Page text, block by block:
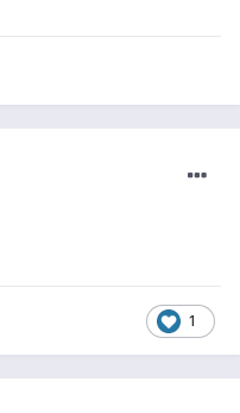
1